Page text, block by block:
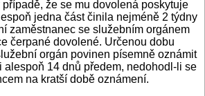
případě, že se mu dovolená poskytuje
jedna část činila nejméně 2 týdny
zaměstnanec se služebním orgánem
čerpané dovolené. Určenou dobu
orgán povinen písemně oznámit
alespoň 14 dnů předem, nedohodl-li se
na kratší době oznámení.